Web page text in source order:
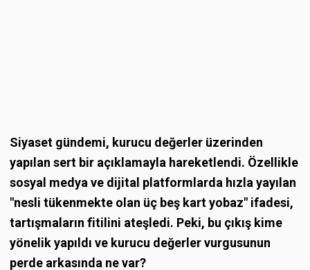
Siyaset gündemi, kurucu değerler üzerinden
yapılan sert bir açıklamayla hareketlendi. Özellikle
sosyal medya ve dijital platformlarda hızla yayılan
"nesli tükenmekte olan üç beş kart yobaz" ifadesi,
tartışmaların fitilini ateşledi. Peki, bu çıkış kime
yönelik yapıldı ve kurucu değerler vurgusunun
perde arkasında ne var?